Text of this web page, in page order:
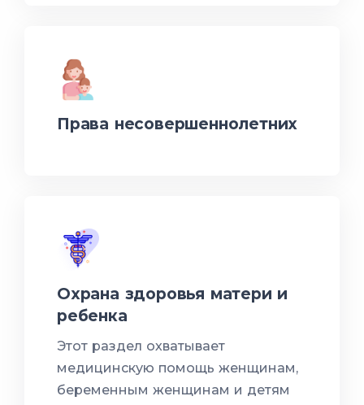
Права несовершеннолетних
Охрана здоровья матери и
ребенка
Этот раздел охватывает
медицинскую помощь женщинам,
беременным женщинам и детям